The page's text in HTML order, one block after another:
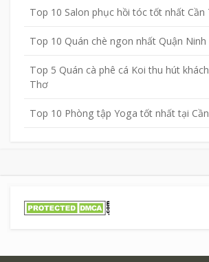
Top 10 Salon phục hồi tóc tốt nhất Cần
Top 10 Quán chè ngon nhất Quận
Top 5 Quán cà phê cá Koi thu hút
Thơ
Top 10 Phòng tập Yoga tốt nhất tại